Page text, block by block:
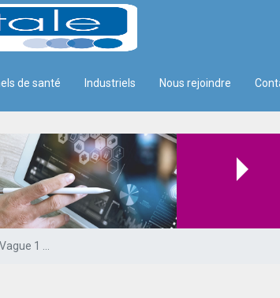
de santé Industriels Nous rejoindre
Vague 1 » et «